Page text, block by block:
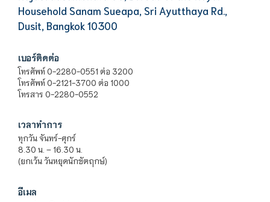
Household Sanam Sueapa, Sri Ayutthaya Rd.,
Dusit, Bangkok 10300
เบอร์ติดต่อ
โทรศัพท์ 0-2280-0551 ต่อ 3200
โทรศัพท์ 0-2121-3700 ต่อ 1000
โทรสาร 0-2280-0552
เวลาทำการ
ทุกวัน จันทร์-ศุกร์
8.30 น. – 16.30 น.
(ยกเว้น วันหยุดนักขัตฤกษ์)
อีเมล